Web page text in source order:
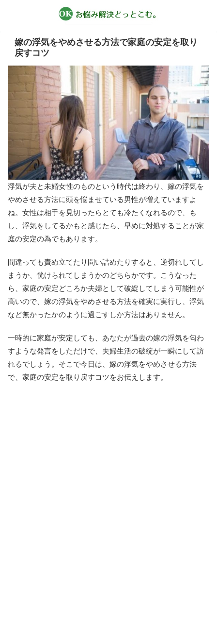
嫁の浮気をやめさせる方法で家庭の安定を取り
戻すコツ
浮気が夫と未婚女性のものという時代は終わり、嫁の浮気を
やめさせる方法に頭を悩ませている男性が増えていますよ
ね。女性は相手を見切ったらとても冷たくなれるので、も
し、浮気をしてるかもと感じたら、早めに対処することが家
庭の安定の為でもあります。
間違っても責め立てたり問い詰めたりすると、逆切れしてし
まうか、恍けられてしまうかのどちらかです。こうなった
ら、家庭の安定どころか夫婦として破綻してしまう可能性が
高いので、嫁の浮気をやめさせる方法を確実に実行し、浮気
など無かったかのように過ごすしか方法はありません。
一時的に家庭が安定しても、あなたが過去の嫁の浮気を匂わ
すような発言をしただけで、夫婦生活の破綻が一瞬にして訪
れるでしょう。そこで今日は、嫁の浮気をやめさせる方法
で、家庭の安定を取り戻すコツをお伝えします。